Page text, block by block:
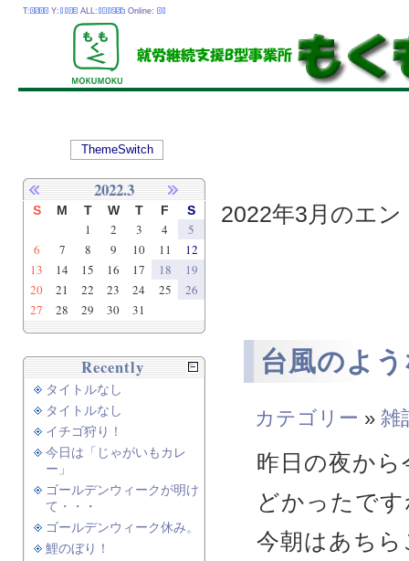
2022年3月のエ
台風のよ
カテゴリー » 雑
昨日の夜か
どかったで
今朝はあち
2022.3
S M T W T F S
1 2 3 4
5
6
7 8 9 10 11
12
13
14 15 16 17 18
19
20
21 22 23 24 25
26
27
28 29 30 31
Recently
タイトルなし
タイトルなし
イチゴ狩り！
今日は「じゃがいもカレ
ー」
ゴールデンウィークが明け
て・・・
ゴールデンウィーク休み。
鯉のぼり！
T: Y: ALL: Online:
ThemeSwitch